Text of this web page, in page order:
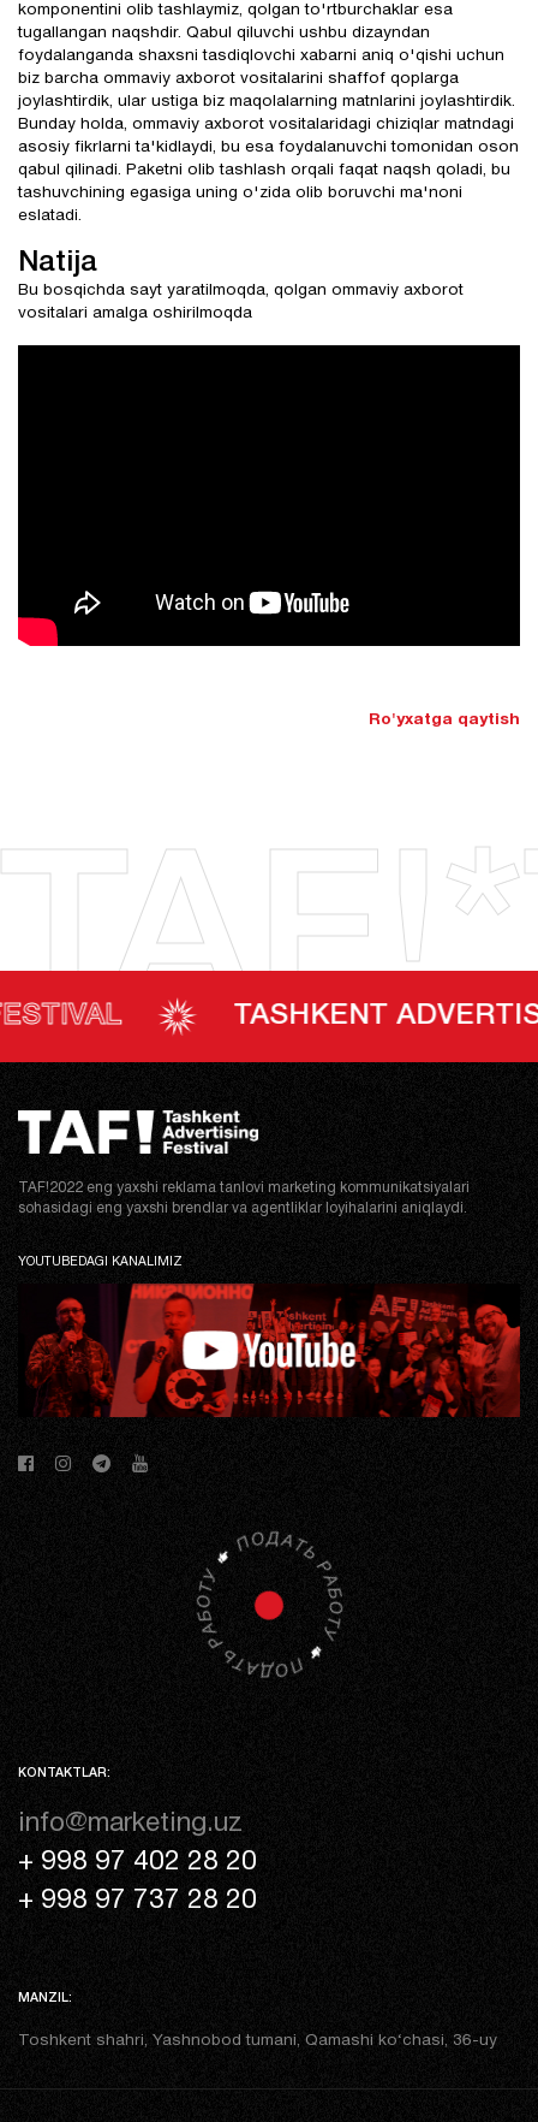
komponentini olib tashlaymiz, qolgan to'rtburchaklar esa
tugallangan naqshdir. Qabul qiluvchi ushbu dizayndan
foydalanganda shaxsni tasdiqlovchi xabarni aniq o'qishi uchun
biz barcha ommaviy axborot vositalarini shaffof qoplarga
joylashtirdik, ular ustiga biz maqolalarning matnlarini joylashtirdik.
Bunday holda, ommaviy axborot vositalaridagi chiziqlar matndagi
asosiy fikrlarni ta'kidlaydi, bu esa foydalanuvchi tomonidan oson
qabul qilinadi. Paketni olib tashlash orqali faqat naqsh qoladi, bu
tashuvchining egasiga uning o'zida olib boruvchi ma'noni
eslatadi.
Natija
Bu bosqichda sayt yaratilmoqda, qolgan ommaviy axborot
vositalari amalga oshirilmoqda
Ro'yxatga qaytish
TASHKENT ADVERTISING
TAF!2022 eng yaxshi reklama tanlovi marketing kommunikatsiyalari
sohasidagi eng yaxshi brendlar va agentliklar loyihalarini aniqlaydi.
YOUTUBEDAGI KANALIMIZ
KONTAKTLAR:
info@marketing.uz
+ 998 97 402 28 20
+ 998 97 737 28 20
MANZIL:
Toshkent shahri, Yashnobod tumani, Qamashi ko‘chasi, 36-uy